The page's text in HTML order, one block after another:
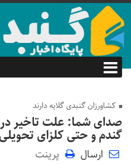
کشاورزان گنبدی گلایه دارند
صدای شما: علت تاخیر در
گندم و حتی کلزای
ارسال پرینت